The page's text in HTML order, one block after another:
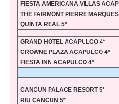
FIESTA AMERICANA VILLAS
THE FAIRMONT PIERRE
QUINTA REAL 5*
GRAND HOTEL ACAPULCO 4*
CROWNE PLAZA ACAPULCO 4*
FIESTA INN ACAPULCO 4*
CANCUN PALACE RESORT 5*
RIU CANCUN 5*